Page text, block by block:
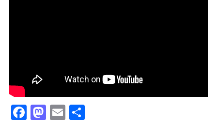
Facebook
Mastodon
EmailCondividi